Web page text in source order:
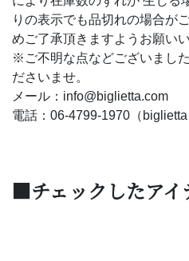
りの表示でも品切れの場合が
めご了承頂きますようお願い
※ご不明な点などございまし
ださいませ。
メール：info@biglietta.com
電話：06-4799-1970（biglietta
■チェックしたアイ